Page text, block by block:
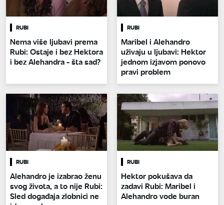
RUBI
Nema više ljubavi prema
Rubi: Ostaje i bez Hektora
i bez Alehandra - šta sad?
RUBI
Maribel i Alehandro
uživaju u ljubavi: Hektor
jednom izjavom ponovo
pravi problem
RUBI
Alehandro je izabrao ženu
svog života, a to nije Rubi:
Sled događaja zlobnici ne
RUBI
Hektor pokušava da
zadavi Rubi: Maribel i
Alehandro vode buran